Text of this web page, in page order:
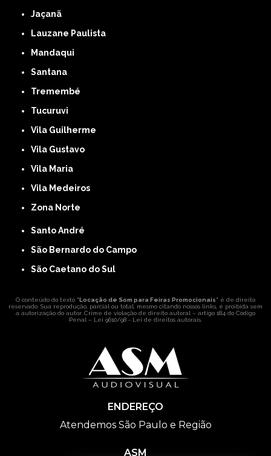
Jaçanã
Lauzane Paulista
Mandaqui
Santana
Tremembé
Tucuruvi
Vila Guilherme
Vila Gustavo
Vila Maria
Vila Medeiros
Zona Norte
Santo André
São Bernardo do Campo
São Caetano do Sul
O conteúdo do texto "Locação de Som para Feiras Promocionais" é de direito
reservado. Sua reprodução, parcial ou total, mesmo citando nossos links, é proibida sem
a autorização do autor. Crime de violação de direito autoral – artigo 184 do Código
Penal – Lei 9610/98 - Lei de direitos autorais
ENDEREÇO
Atendemos São Paulo e Região
ASM